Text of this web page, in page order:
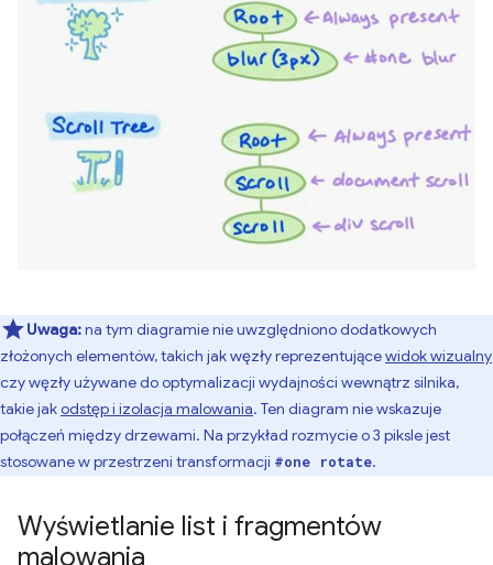
Uwaga:na tym diagramie nie uwzględniono dodatkowych
złożonych elementów, takich jak węzły reprezentującewidok wizualny
czy węzły używane do optymalizacji wydajności wewnątrz silnika,
takie jakodstęp i izolacja malowania. Ten diagram nie wskazuje
połączeń między drzewami. Na przykład rozmycie o 3 piksle jest
stosowane w przestrzeni transformacji #one rotate.
Wyświetlanie list i fragmentów
malowania